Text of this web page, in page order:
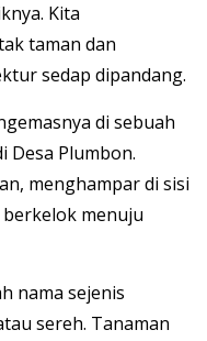
Kita
taman dan
sedap dipandang.
di sebuah
Desa Plumbon.
menghampar di sisi
menuju
nama sejenis
sereh. Tanaman